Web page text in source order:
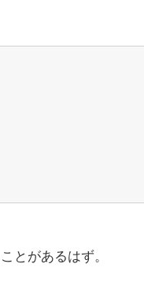
とがあるはず。